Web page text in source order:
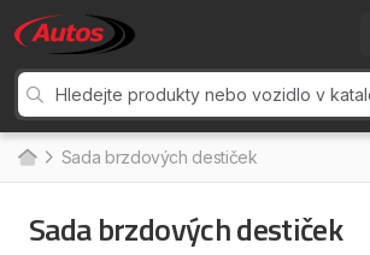
Sada brzdových destiček
Sada brzdových destiček